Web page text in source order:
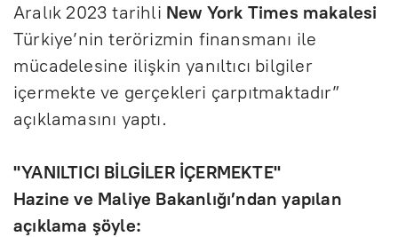
Aralık 2023 tarihli New York Times makalesi
Türkiye’nin terörizmin finansmanı ile
mücadelesine ilişkin yanıltıcı bilgiler
içermekte ve gerçekleri çarpıtmaktadır”
açıklamasını yaptı.
"YANILTICI BİLGİLER İÇERMEKTE"
Hazine ve Maliye Bakanlığı’ndan yapılan
açıklama şöyle: